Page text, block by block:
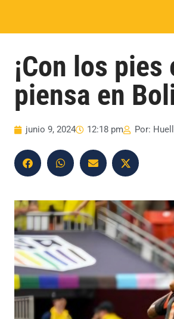
¡Con los
piensa en
junio 9, 2024 12:18 pm Por: